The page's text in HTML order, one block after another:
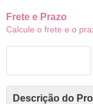
Frete e Prazo
Calcule o frete e o
Descrição do